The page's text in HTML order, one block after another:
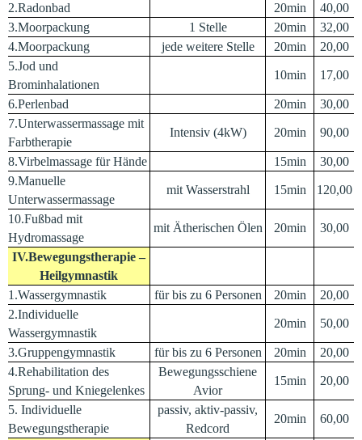
2.Radonbad
20min
40,00
3.Moorpackung
1 Stelle 20min
32,00
4.Moorpackung
jede weitere Stelle 20min
20,00
5.Jod und
Brominhalationen
10min 17,00
6.Perlenbad 20min
30,00
7.Unterwassermassage mit
Farbtherapie
Intensiv (4kW) 20min 90,00
8.Virbelmassage für Hände 15min
30,00
9.Manuelle
Unterwassermassage
mit Wasserstrahl 15min 120,00
10.Fußbad mit
Hydromassage
mit Ätherischen Ölen 20min 30,00
IV.Bewegungstherapie –
Heilgymnastik
1.Wassergymnastik
für bis zu 6 Personen 20min
20,00
2.Individuelle
Wassergymnastik
20min 50,00
3.Gruppengymnastik für bis zu 6 Personen 20min
20,00
4.Rehabilitation des
Sprung- und Kniegelenkes
Bewegungsschiene
Avior
15min 20,00
5. Individuelle
Bewegungstherapie
passiv, aktiv-passiv,
Redcord
20min 60,00